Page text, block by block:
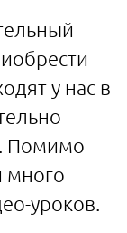
у нас в
Помимо
много
уроков.